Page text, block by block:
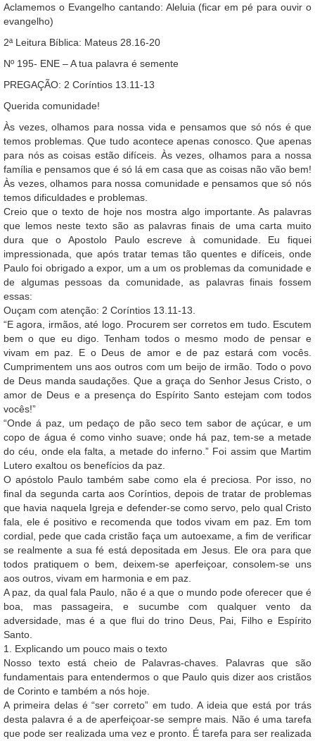
Aclamemos o Evangelho cantando: Aleluia (ficar em pé para ouvir o
evangelho)
2ª Leitura Bíblica: Mateus 28.16-20
Nº 195- ENE – A tua palavra é semente
PREGAÇÃO: 2 Coríntios 13.11-13
Querida comunidade!
Às vezes, olhamos para nossa vida e pensamos que só nós é que
temos problemas. Que tudo acontece apenas conosco. Que apenas
para nós as coisas estão difíceis. Às vezes, olhamos para a nossa
família e pensamos que é só lá em casa que as coisas não vão bem!
Às vezes, olhamos para nossa comunidade e pensamos que só nós
temos dificuldades e problemas.
Creio que o texto de hoje nos mostra algo importante. As palavras
que lemos neste texto são as palavras finais de uma carta muito
dura que o Apostolo Paulo escreve à comunidade. Eu fiquei
impressionada, que após tratar temas tão quentes e difíceis, onde
Paulo foi obrigado a expor, um a um os problemas da comunidade e
de algumas pessoas da comunidade, as palavras finais fossem
essas:
Ouçam com atenção: 2 Coríntios 13.11-13.
“E agora, irmãos, até logo. Procurem ser corretos em tudo. Escutem
bem o que eu digo. Tenham todos o mesmo modo de pensar e
vivam em paz. E o Deus de amor e de paz estará com vocês.
Cumprimentem uns aos outros com um beijo de irmão. Todo o povo
de Deus manda saudações. Que a graça do Senhor Jesus Cristo, o
amor de Deus e a presença do Espírito Santo estejam com todos
vocês!”
“Onde á paz, um pedaço de pão seco tem sabor de açúcar, e um
copo de água é como vinho suave; onde há paz, tem-se a metade
do céu, onde ela falta, a metade do inferno.” Foi assim que Martim
Lutero exaltou os benefícios da paz.
O apóstolo Paulo também sabe como ela é preciosa. Por isso, no
final da segunda carta aos Coríntios, depois de tratar de problemas
que havia naquela Igreja e defender-se como servo, pelo qual Cristo
fala, ele é positivo e recomenda que todos vivam em paz. Em tom
cordial, pede que cada cristão faça um autoexame, a fim de verificar
se realmente a sua fé está depositada em Jesus. Ele ora para que
todos pratiquem o bem, deixem-se aperfeiçoar, consolem-se uns
aos outros, vivam em harmonia e em paz.
A paz, da qual fala Paulo, não é a que o mundo pode oferecer que é
boa, mas passageira, e sucumbe com qualquer vento da
adversidade, mas é a que flui do trino Deus, Pai, Filho e Espírito
Santo.
1. Explicando um pouco mais o texto
Nosso texto está cheio de Palavras-chaves. Palavras que são
fundamentais para entendermos o que Paulo quis dizer aos cristãos
de Corinto e também a nós hoje.
A primeira delas é “ser correto” em tudo. A ideia que está por trás
desta palavra é a de aperfeiçoar-se sempre mais. Não é uma tarefa
que pode ser realizada uma vez e pronto. É tarefa para ser realizada